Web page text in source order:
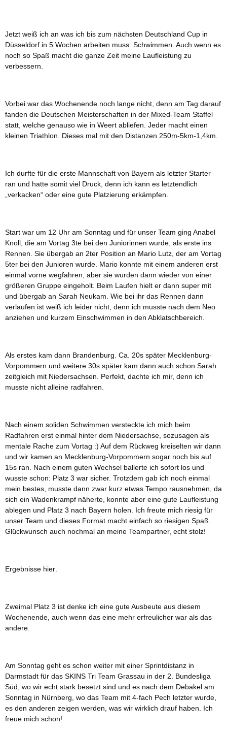
Jetzt weiß ich an was ich bis zum nächsten Deutschland Cup in
Düsseldorf in 5 Wochen arbeiten muss: Schwimmen. Auch wenn es
noch so Spaß macht die ganze Zeit meine Laufleistung zu
verbessern.
Vorbei war das Wochenende noch lange nicht, denn am Tag darauf
fanden die Deutschen Meisterschaften in der Mixed-Team Staffel
statt, welche genauso wie in Weert abliefen. Jeder macht einen
kleinen Triathlon. Dieses mal mit den Distanzen 250m-5km-1,4km.
Ich durfte für die erste Mannschaft von Bayern als letzter Starter
ran und hatte somit viel Druck, denn ich kann es letztendlich
„verkacken“ oder eine gute Platzierung erkämpfen.
Start war um 12 Uhr am Sonntag und für unser Team ging Anabel
Knoll, die am Vortag 3te bei den Juniorinnen wurde, als erste ins
Rennen. Sie übergab an 2ter Position an Mario Lutz, der am Vortag
5ter bei den Junioren wurde. Mario konnte mit einem anderen erst
einmal vorne wegfahren, aber sie wurden dann wieder von einer
größeren Gruppe eingeholt. Beim Laufen hielt er dann super mit
und übergab an Sarah Neukam. Wie bei ihr das Rennen dann
verlaufen ist weiß ich leider nicht, denn ich musste nach dem Neo
anziehen und kurzem Einschwimmen in den Abklatschbereich.
Als erstes kam dann Brandenburg. Ca. 20s später Mecklenburg-
Vorpommern und weitere 30s später kam dann auch schon Sarah
zeitgleich mit Niedersachsen. Perfekt, dachte ich mir, denn ich
musste nicht alleine radfahren.
Nach einem soliden Schwimmen versteckte ich mich beim
Radfahren erst einmal hinter dem Niedersachse, sozusagen als
mentale Rache zum Vortag :) Auf dem Rückweg kreiselten wir dann
und wir kamen an Mecklenburg-Vorpommern sogar noch bis auf
15s ran. Nach einem guten Wechsel ballerte ich sofort los und
wusste schon: Platz 3 war sicher. Trotzdem gab ich noch einmal
mein bestes, musste dann zwar kurz etwas Tempo rausnehmen, da
sich ein Wadenkrampf näherte, konnte aber eine gute Laufleistung
ablegen und Platz 3 nach Bayern holen. Ich freute mich riesig für
unser Team und dieses Format macht einfach so riesigen Spaß.
Glückwunsch auch nochmal an meine Teampartner, echt stolz!
Ergebnisse hier.
Zweimal Platz 3 ist denke ich eine gute Ausbeute aus diesem
Wochenende, auch wenn das eine mehr erfreulicher war als das
andere.
Am Sonntag geht es schon weiter mit einer Sprintdistanz in
Darmstadt für das SKINS Tri Team Grassau in der 2. Bundesliga
Süd, wo wir echt stark besetzt sind und es nach dem Debakel am
Sonntag in Nürnberg, wo das Team mit 4-fach Pech letzter wurde,
es den anderen zeigen werden, was wir wirklich drauf haben. Ich
freue mich schon!